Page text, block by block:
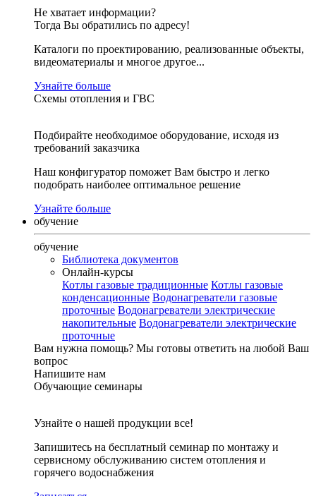
Не хватает информации?
Тогда Вы обратились по адресу!
Каталоги по проектированию, реализованные объекты,
видеоматериалы и многое другое...
Узнайте больше
Схемы отопления и ГВС
Подбирайте необходимое оборудование, исходя из
требований заказчика
Наш конфигуратор поможет Вам быстро и легко
подобрать наиболее оптимальное решение
Узнайте больше
обучение
обучение
Библиотека документов
Онлайн-курсы
Котлы газовые традиционные Котлы газовые
конденсационные Водонагреватели газовые
проточные Водонагреватели электрические
накопительные Водонагреватели электрические
проточные
Вам нужна помощь? Мы готовы ответить на любой Ваш
вопрос
Напишите нам
Обучающие семинары
Узнайте о нашей продукции все!
Запишитесь на бесплатный семинар по монтажу и
сервисному обслуживанию систем отопления и
горячего водоснабжения